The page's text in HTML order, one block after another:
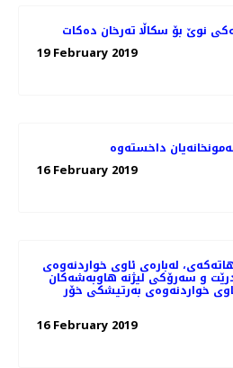
نوێ بۆ سكاڵا ته‌رخان ده‌كات
19 February 2019
16 February 2019
لەبارەی ئاوی خواردنەوەی
و سه‌رۆكی لیژنه هاوبه‌شه‌كان
خواردنه‌وه‌ی به‌رتیشكی خۆر
16 February 2019